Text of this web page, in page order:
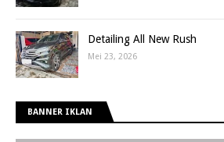
Detailing All New Rush
Mei 23, 2026
BANNER IKLAN